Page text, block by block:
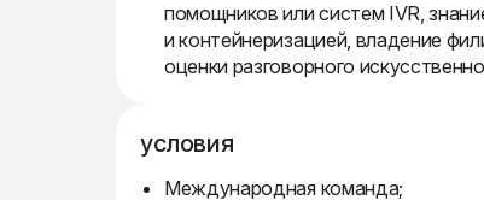
помощников или систем IVR,
и контейнеризацией, владение
оценки разговорного
условия
Международная команда;